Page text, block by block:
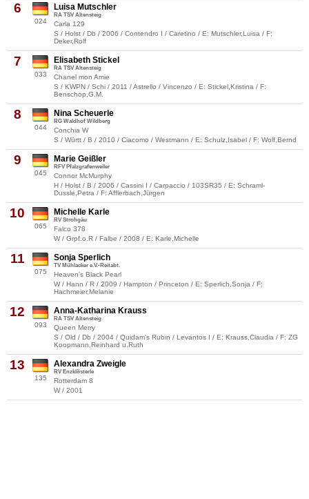
6
024
Luisa Mutschler
RA TSV Altensteig
Carla 129
S / Holst / Db / 2006 / Contendro I / Caretino / E: Mutschler,Luisa / F:
Deker,Rolf
7
033
Elisabeth Stickel
RA TSV Altensteig
Chanel mon Amie
S / KWPN / Schi / 2011 / Astrello / Vincenzo / E: Stickel,Kristina / F:
Benschop,G.M.
8
044
Nina Scheuerle
RG Waldhof Wildberg
Conchia W
S / Württ / B / 2010 / Ciacomo / Westmann / E: Schulz,Isabel / F: Wolf,Bernd
9
045
Marie Geißler
RFV Pfalzgrafenweiler
Connor McMurphy
H / Holst / B / 2006 / Cassini I / Carpaccio / 103SR35 / E: Schraml-
Dussle,Petra / F: Afflerbach,Jürgen
10
065
Michelle Karle
RV Strohgäu
Falco 378
W / Grpf.o.R / Falbe / 2008 / E: Karle,Michelle
11
075
Sonja Sperlich
TV Mühlacker e.V.-Reitabt.
Heaven's Black Pearl
W / Hann / R / 2009 / Hampton / Princeton / E: Sperlich,Sonja / F:
Hachmeier,Melanie
12
093
Anna-Katharina Krauss
RA TSV Altensteig
Queen Merry
S / Old / Db / 2004 / Quidam's Rubin / Levantos I / E: Krauss,Claudia / F: ZG
Koopmann,Reinhard u.Ruth
13
135
Alexandra Zweigle
RV Enzklösterle
Rotterdam 8
W / 2001